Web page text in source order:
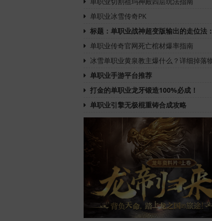
单职业冰雪传奇PK
标题：单职业战神超变版输出的走位法
单职业传奇官网死亡棺材爆率指南
冰雪单职业黄泉教主爆什么？详细掉落
单职业手游平台推荐
打金的单职业龙牙锻造100%必成！
单职业引擎无极棍重铸合成攻略